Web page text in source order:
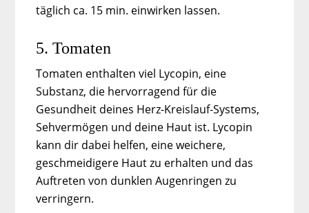
täglich ca. 15 min. einwirken lassen.
5. Tomaten
Tomaten enthalten viel Lycopin, eine
Substanz, die hervorragend für die
Gesundheit deines Herz-Kreislauf-Systems,
Sehvermögen und deine Haut ist. Lycopin
kann dir dabei helfen, eine weichere,
geschmeidigere Haut zu erhalten und das
Auftreten von dunklen Augenringen zu
verringern.